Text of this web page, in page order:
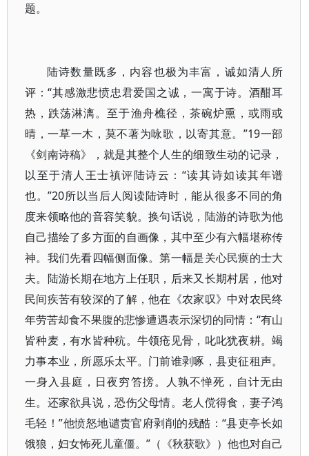
题。
陆诗数量既多，内容也极为丰富，诚如清人所
评：“其感激悲愤忠君爱国之诚，一寓于诗。酒酣耳
热，跌荡淋漓。至于渔舟樵径，茶碗炉熏，或雨或
晴，一草一木，莫不著为咏歌，以寄其意。”19一部
《剑南诗稿》，就是其整个人生的细致生动的记录，
以至于清人王士禛评陆诗云：“读其诗如读其年谱
也。”20所以当后人阅读陆诗时，能从很多不同的角
度来领略他的音容笑貌。换句话说，陆游的诗歌为他
自己描绘了多方面的自画像，其中至少有六幅堪称传
神。我们先看四幅侧面像。第一幅是关心民瘼的士大
夫。陆游长期在地方上任职，后来又长期村居，他对
民间疾苦有较深的了解，他在《农家叹》中对农民终
年劳苦却食不果腹的悲惨遭遇表示深切的同情：“有山
皆种麦，有水皆种秔。牛领疮见骨，叱叱犹夜耕。竭
力事本业，所愿乐太平。门前谁剥啄，县吏征租声。
一身入县庭，日夜穷笞搒。人孰不惮死，自计无由
生。还家欲具说，恐伤父母情。老人傥得食，妻子鸿
毛轻！”他愤怒地谴责官府剥削的残酷：“县吏亭长如
饿狼，妇女怖死儿童僵。”（《秋获歌》）他也对自己